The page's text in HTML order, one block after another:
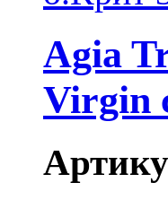
Agia
Virgin